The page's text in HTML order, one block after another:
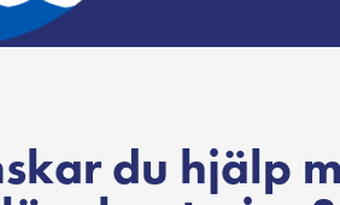
du hjälp